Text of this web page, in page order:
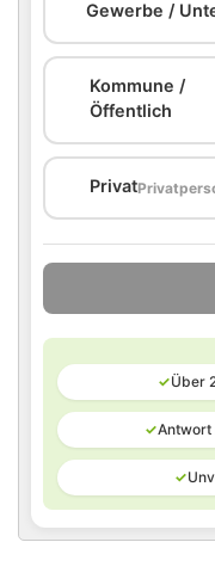
Gewerbe /
Kommune /
Öffentlich
Privat
✓Über
✓Antwort
✓